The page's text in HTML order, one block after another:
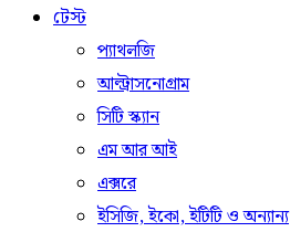
টেস্ট
প্যাথলজি
আল্ট্রাসনোগ্রাম
সিটি স্ক্যান
এম আর আই
এক্সরে
ইসিজি, ইকো, ইটিটি ও অন্যান্য